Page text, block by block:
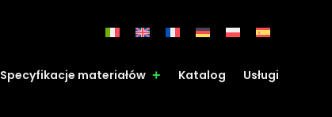
Specyfikacje materiałów Katalog Usługi